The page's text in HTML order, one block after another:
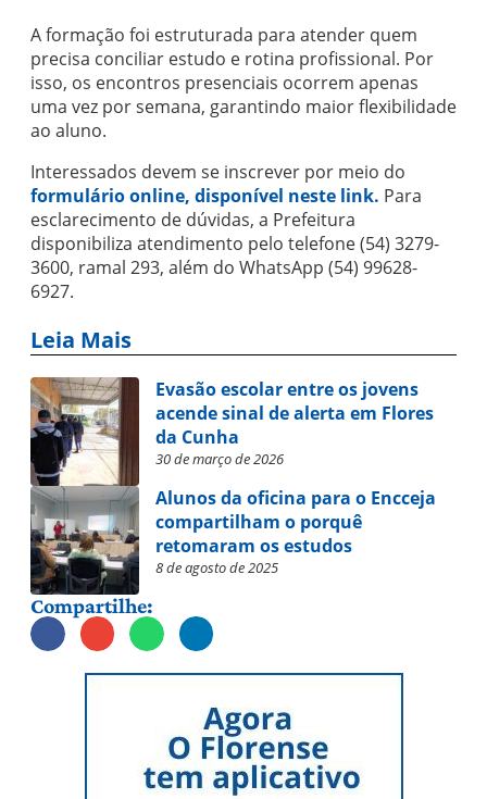
A formação foi estruturada para atender quem
precisa conciliar estudo e rotina profissional. Por
isso, os encontros presenciais ocorrem apenas
uma vez por semana, garantindo maior flexibilidade
ao aluno.
Interessados devem se inscrever por meio do
formulário online, disponível neste link. Para
esclarecimento de dúvidas, a Prefeitura
disponibiliza atendimento pelo telefone (54) 3279-
3600, ramal 293, além do WhatsApp (54) 99628-
6927.
Leia Mais
Evasão escolar entre os jovens
acende sinal de alerta em Flores
da Cunha
30 de março de 2026
Alunos da oficina para o Encceja
compartilham o porquê
retomaram os estudos
8 de agosto de 2025
Compartilhe: